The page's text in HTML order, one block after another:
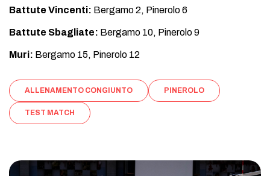
Battute Vincenti: Bergamo 2, Pinerolo 6
Battute Sbagliate: Bergamo 10, Pinerolo 9
Muri: Bergamo 15, Pinerolo 12
ALLENAMENTO CONGIUNTO PINEROLO
TEST MATCH